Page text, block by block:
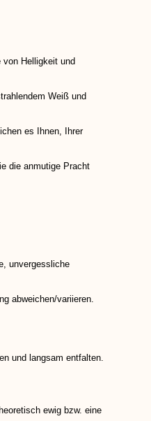
von Helligkeit und
Weiß und
es Ihnen, Ihrer
die anmutige Pracht
unvergessliche
abweichen/variieren.
und langsam entfalten.
ewig bzw. eine